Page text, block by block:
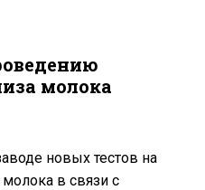
молока
новых тестов на
в связи с